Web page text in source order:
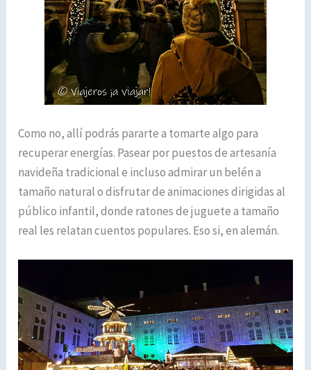
Como no, allí podrás pararte a tomarte algo para
recuperar energías. Pasear por puestos de artesanía
navideña tradicional e incluso admirar un belén a
tamaño natural o disfrutar de animaciones dirigidas al
público infantil, donde ratones de juguete a tamaño
real les relatan cuentos populares. Eso si, en alemán.